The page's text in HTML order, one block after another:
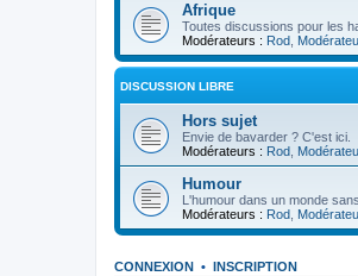
Afrique
Toutes discussions pour les
Modérateurs : Rod
DISCUSSION LIBRE
Hors sujet
Envie de bavarder ? C'est ici.
Modérateurs : Rod
Humour
L'humour dans un monde
Modérateurs : Rod
CONNEXION • INSCRIPTION